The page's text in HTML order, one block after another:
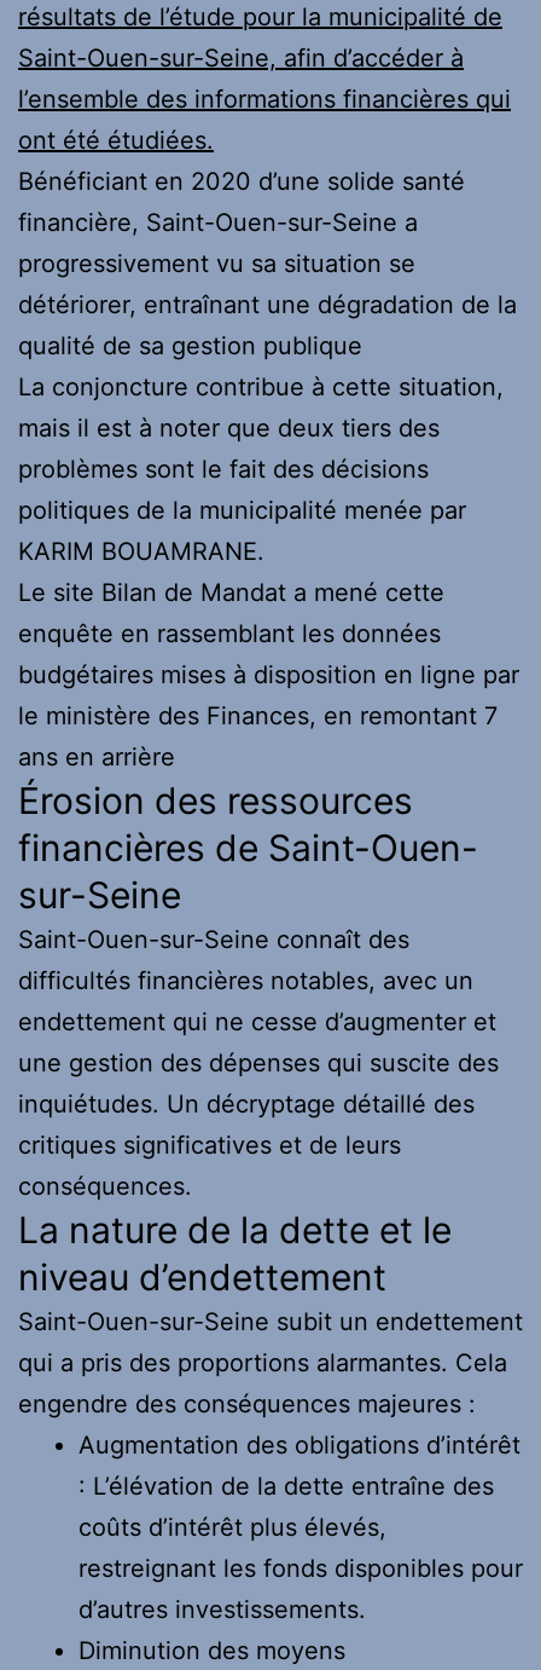
résultats de l’étude pour la municipalité de
Saint-Ouen-sur-Seine, afin d’accéder à
l’ensemble des informations financières qui
ont été étudiées.
Bénéficiant en 2020 d’une solide santé
financière, Saint-Ouen-sur-Seine a
progressivement vu sa situation se
détériorer, entraînant une dégradation de la
qualité de sa gestion publique
La conjoncture contribue à cette situation,
mais il est à noter que deux tiers des
problèmes sont le fait des décisions
politiques de la municipalité menée par
KARIM BOUAMRANE.
Le site Bilan de Mandat a mené cette
enquête en rassemblant les données
budgétaires mises à disposition en ligne par
le ministère des Finances, en remontant 7
ans en arrière
Érosion des ressources
financières de Saint-Ouen-
sur-Seine
Saint-Ouen-sur-Seine connaît des
difficultés financières notables, avec un
endettement qui ne cesse d’augmenter et
une gestion des dépenses qui suscite des
inquiétudes. Un décryptage détaillé des
critiques significatives et de leurs
conséquences.
La nature de la dette et le
niveau d’endettement
Saint-Ouen-sur-Seine subit un endettement
qui a pris des proportions alarmantes. Cela
engendre des conséquences majeures :
Augmentation des obligations d’intérêt
: L’élévation de la dette entraîne des
coûts d’intérêt plus élevés,
restreignant les fonds disponibles pour
d’autres investissements.
Diminution des moyens